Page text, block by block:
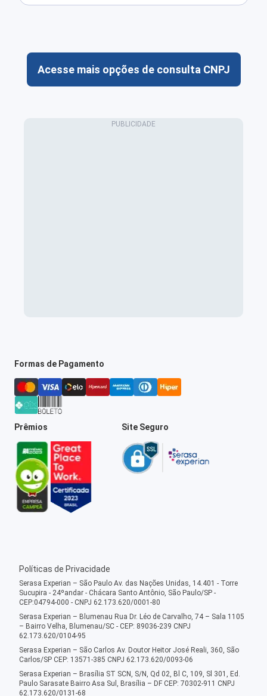
Acesse mais opções de consulta CNPJ
Formas de Pagamento
Prêmios Site Seguro
Políticas de Privacidade
Serasa Experian – São Paulo Av. das Nações Unidas, 14.401 - Torre
Sucupira - 24ºandar - Chácara Santo Antônio, São Paulo/SP -
CEP:04794-000 - CNPJ 62.173.620/0001-80
Serasa Experian – Blumenau Rua Dr. Léo de Carvalho, 74 – Sala 1105
– Bairro Velha, Blumenau/SC - CEP: 89036-239 CNPJ
62.173.620/0104-95
Serasa Experian – São Carlos Av. Doutor Heitor José Reali, 360, São
Carlos/SP CEP: 13571-385 CNPJ 62.173.620/0093-06
Serasa Experian – Brasília ST SCN, S/N, Qd 02, Bl C, 109, Sl 301, Ed.
Paulo Sarasate Bairro Asa Sul, Brasília – DF CEP: 70302-911 CNPJ
62.173.620/0131-68